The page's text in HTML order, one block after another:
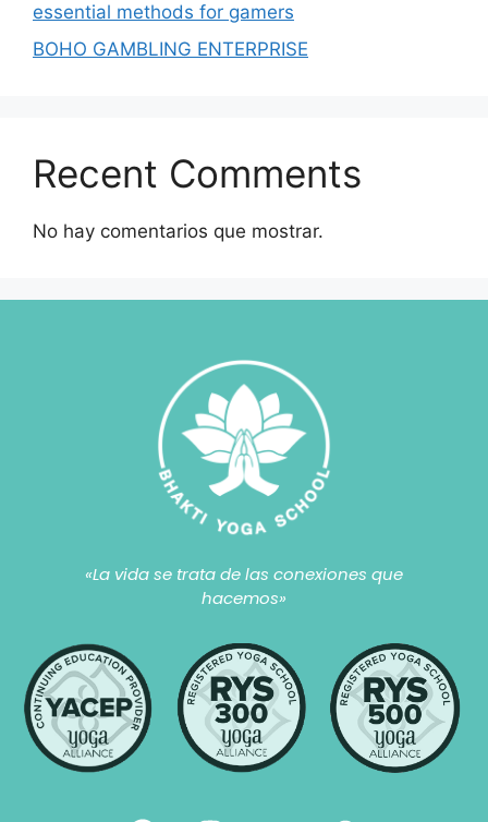
essential methods for gamers
BOHO GAMBLING ENTERPRISE
Recent Comments
No hay comentarios que mostrar.
«La vida se trata de las conexiones que
hacemos»